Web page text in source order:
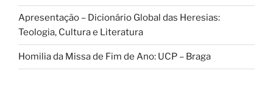
Apresentação – Dicionário Global das Heresias:
Teologia, Cultura e Literatura
Homilia da Missa de Fim de Ano: UCP – Braga